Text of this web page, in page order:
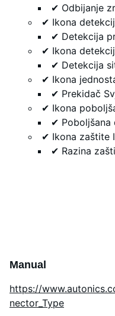
✔ Odbijanje
✔ Ikona
✔ Detekcija
✔ Ikona
✔ Detekcija
✔ Ikona
✔ Prekidač
✔ Ikona
✔ Poboljšana
✔ Ikona zaštite
✔ Razina
Manual
https://
nector_Type